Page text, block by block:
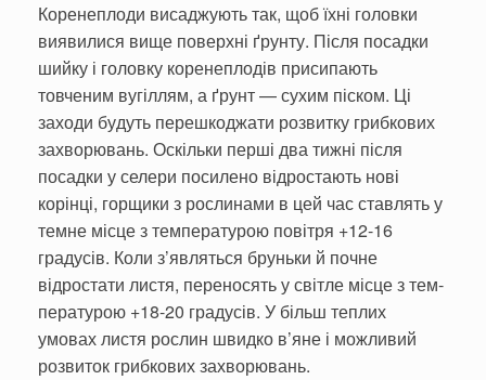
Коренеплоди ви­саджують так, щоб їхні головки
виявилися вище поверхні ґрунту. Після посадки
шийку і головку коре­неплодів присипають
товченим вугіллям, а ґрунт — сухим піс­ком. Ці
заходи бу­дуть перешкоджати розвитку грибкових
захворювань. Оскільки перші два тижні після
посадки у селери поси­лено відростають нові
корінці, горщи­ки з рослинами в цей час ставлять у
темне місце з тем­пературою повітря +12-16
градусів. Коли з’являться бруньки й почне
відростати листя, переносять у світле місце з тем­
пературою +18-20 гра­дусів. У більш теп­лих
умовах листя рос­лин швидко в’яне і мож­ливий
розвиток гриб­кових захворювань.